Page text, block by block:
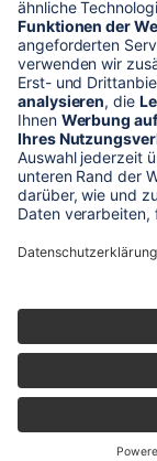
* Alle Preise
Unser Shop-
** LP =
Mitarbeitern
der vorrätigen
©